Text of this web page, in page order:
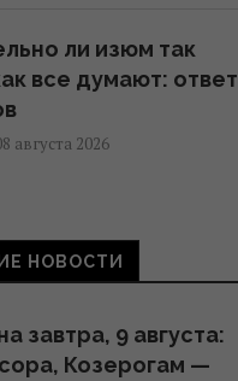
ли изюм так
все думают: ответ
августа 2026
РФ, но
Грэма заставит
августа 2026
НОВОСТИ
завтра, 9 августа:
Козерогам —